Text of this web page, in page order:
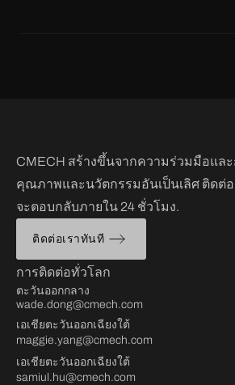
CMECH สร้างขึ้นจากความร่วมมือแล
คุณภาพและนวัตกรรมอันเป็นเลิศ ติดต่อ
จะตอบกลับภายใน 24 ชั่วโมง.
ติดต่อเราทันที
การติดต่อทั่วโลก
ตะวันออกกลาง
wade.dong@cmech.com
เอเชียตะวันออกเฉียงใต้
maggie.yang@cmech.com
เอเชียตะวันออกเฉียงใต้
samiul.hu@cmech.com